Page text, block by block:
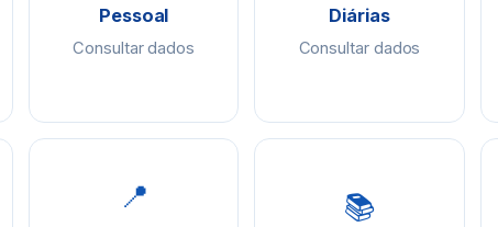
Pessoal
Consultar dados
Diárias
Consultar dados
📍 📚